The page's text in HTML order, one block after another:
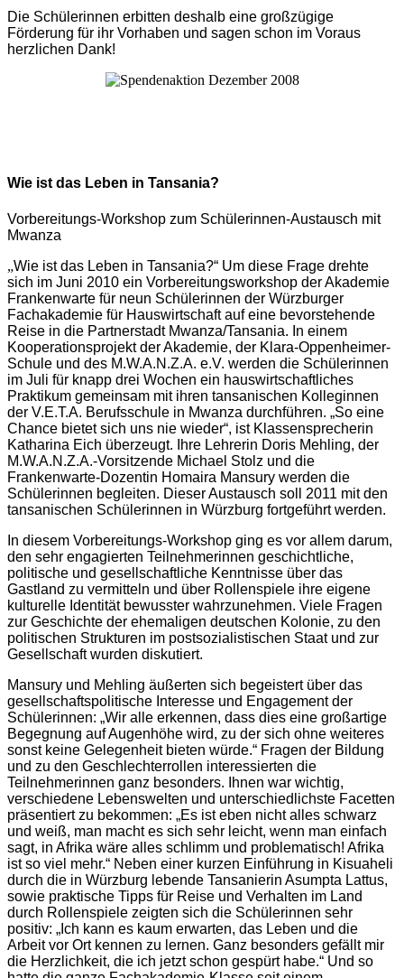
Die Schülerinnen erbitten deshalb eine großzügige
Förderung für ihr Vorhaben und sagen schon im Voraus
herzlichen Dank!
Wie ist das Leben in Tansania?
Vorbereitungs-Workshop zum Schülerinnen-Austausch mit
Mwanza
„Wie ist das Leben in Tansania?“ Um diese Frage drehte
sich im Juni 2010 ein Vorbereitungsworkshop der Akademie
Frankenwarte für neun Schülerinnen der Würzburger
Fachakademie für Hauswirtschaft auf eine bevorstehende
Reise in die Partnerstadt Mwanza/Tansania. In einem
Kooperationsprojekt der Akademie, der Klara-Oppenheimer-
Schule und des M.W.A.N.Z.A. e.V. werden die Schülerinnen
im Juli für knapp drei Wochen ein hauswirtschaftliches
Praktikum gemeinsam mit ihren tansanischen Kolleginnen
der V.E.T.A. Berufsschule in Mwanza durchführen. „So eine
Chance bietet sich uns nie wieder“, ist Klassensprecherin
Katharina Eich überzeugt. Ihre Lehrerin Doris Mehling, der
M.W.A.N.Z.A.-Vorsitzende Michael Stolz und die
Frankenwarte-Dozentin Homaira Mansury werden die
Schülerinnen begleiten. Dieser Austausch soll 2011 mit den
tansanischen Schülerinnen in Würzburg fortgeführt werden.
In diesem Vorbereitungs-Workshop ging es vor allem darum,
den sehr engagierten Teilnehmerinnen geschichtliche,
politische und gesellschaftliche Kenntnisse über das
Gastland zu vermitteln und über Rollenspiele ihre eigene
kulturelle Identität bewusster wahrzunehmen. Viele Fragen
zur Geschichte der ehemaligen deutschen Kolonie, zu den
politischen Strukturen im postsozialistischen Staat und zur
Gesellschaft wurden diskutiert.
Mansury und Mehling äußerten sich begeistert über das
gesellschaftspolitische Interesse und Engagement der
Schülerinnen: „Wir alle erkennen, dass dies eine großartige
Begegnung auf Augenhöhe wird, zu der sich ohne weiteres
sonst keine Gelegenheit bieten würde.“ Fragen der Bildung
und zu den Geschlechterrollen interessierten die
Teilnehmerinnen ganz besonders. Ihnen war wichtig,
verschiedene Lebenswelten und unterschiedlichste Facetten
präsentiert zu bekommen: „Es ist eben nicht alles schwarz
und weiß, man macht es sich sehr leicht, wenn man einfach
sagt, in Afrika wäre alles schlimm und problematisch! Afrika
ist so viel mehr.“ Neben einer kurzen Einführung in Kisuaheli
durch die in Würzburg lebende Tansanierin Asumpta Lattus,
sowie praktische Tipps für Reise und Verhalten im Land
durch Rollenspiele zeigten sich die Schülerinnen sehr
positiv: „Ich kann es kaum erwarten, das Leben und die
Arbeit vor Ort kennen zu lernen. Ganz besonders gefällt mir
die Herzlichkeit, die ich jetzt schon gespürt habe.“ Und so